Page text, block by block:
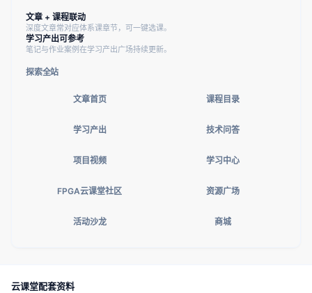
文章 + 课程联动
深度文章常对应体系课章节，可一键选课。
学习产出可参考
笔记与作业案例在学习产出广场持续更新。
探索全站
文章首页 课程目录
学习产出 技术问答
项目视频 学习中心
FPGA云课堂社区 资源广场
活动沙龙 商城
云课堂配套资料